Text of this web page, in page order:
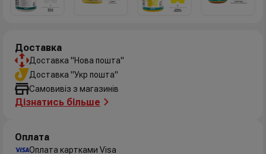
Доставка
Доставка "Нова пошта"
Доставка "Укр пошта"
Самовивіз з магазинів
Дізнатись більше
Оплата
Оплата картками Visa